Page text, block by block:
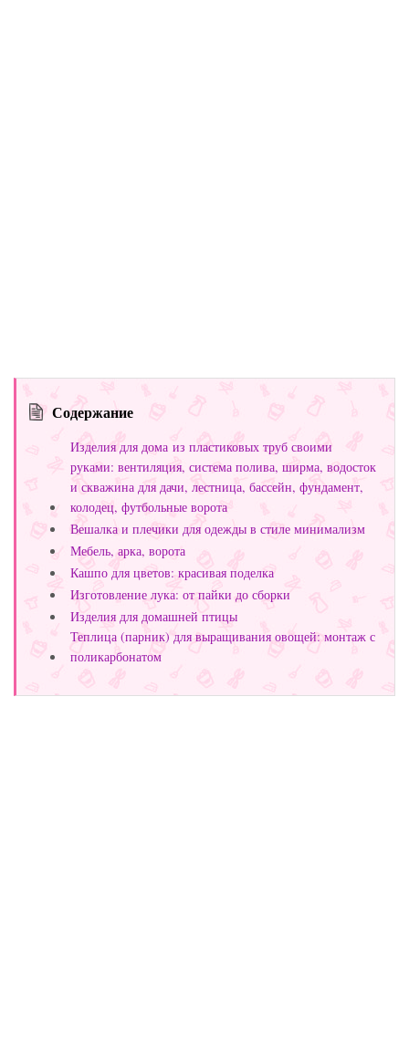
Содержание
Изделия для дома из пластиковых труб своими
руками: вентиляция, система полива, ширма, водосток
и скважина для дачи, лестница, бассейн, фундамент,
колодец, футбольные ворота
Вешалка и плечики для одежды в стиле минимализм
Мебель, арка, ворота
Кашпо для цветов: красивая поделка
Изготовление лука: от пайки до сборки
Изделия для домашней птицы
Теплица (парник) для выращивания овощей: монтаж с
поликарбонатом